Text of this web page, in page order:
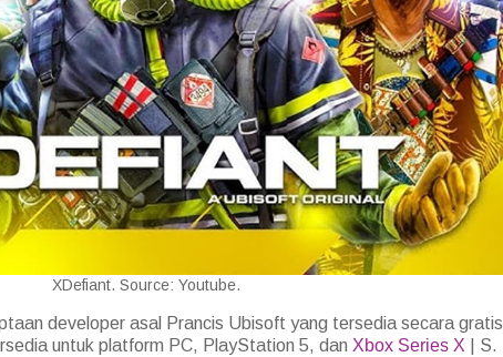
XDefiant. Source: Youtube.
developer asal Prancis Ubisoft yang tersedia secara gratis
untuk platform PC, PlayStation 5, dan Xbox Series X | S.